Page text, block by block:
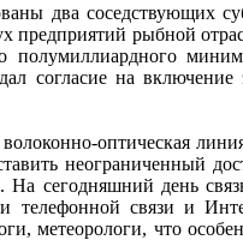
два
предприятий рыбной
согласие на
оптическая
неограниченный
сегодняшний день
телефонной связи и
метеорологи, что